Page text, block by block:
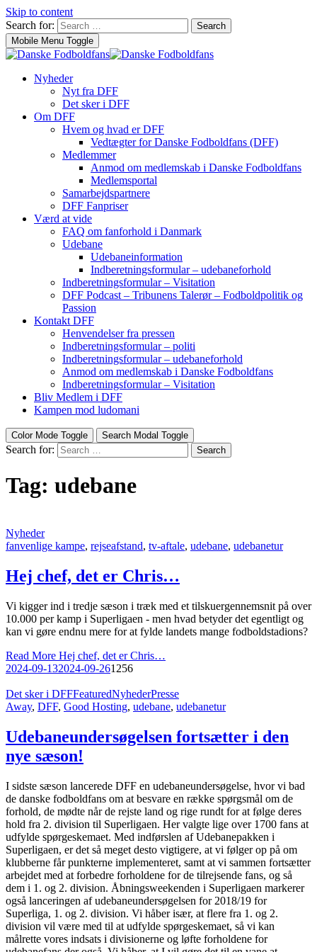
Skip to content
Search for:
Search
Mobile Menu Toggle
Nyheder
Nyt fra DFF
Det sker i DFF
Om DFF
Hvem og hvad er DFF
Vedtægter for Danske Fodboldfans (DFF)
Medlemmer
Anmod om medlemskab i Danske Fodboldfans
Medlemsportal
Samarbejdspartnere
DFF Fanpriser
Værd at vide
FAQ om fanforhold i Danmark
Udebane
Udebaneinformation
Indberetningsformular – udebaneforhold
Indberetningsformular – Visitation
DFF Podcast – Tribunens Talerør – Fodboldpolitik og
Passion
Kontakt DFF
Henvendelser fra pressen
Indberetningsformular – politi
Indberetningsformular – udebaneforhold
Anmod om medlemskab i Danske Fodboldfans
Indberetningsformular – Visitation
Bliv Medlem i DFF
Kampen mod ludomani
Color Mode Toggle Search Modal Toggle
Search for: Search
Tag: udebane
Nyheder
fanvenlige kampe, rejseafstand, tv-aftale, udebane, udebanetur
Hej chef, det er Chris…
Vi kigger ind i tredje sæson i træk med et tilskuergennemsnit på over
10.000 per kamp i Superligaen - men hvad betyder det egentligt og
kan vi gøre endnu mere for at fylde landets mange fodboldstadions?
Read More Hej chef, det er Chris…
2024-09-132024-09-261256
Det sker i DFFFeaturedNyhederPresse
Away, DFF, Good Hosting, udebane, udebanetur
Udebaneundersøgelsen fortsætter i den
nye sæson!
I sidste sæson lancerede DFF en udebaneundersøgelse, hvor vi bad
de danske fodboldfans om at besvare en række spørgsmål om de
forhold, de mødte når de rejste land og rige rundt for at følge deres
hold fra 2. division til Superligaen. Her valgte lige over 1700 fans at
udfylde spørgeskemaet. Med indførslen af Udebanepakken i
Superligaen, er det så meget desto vigtigere, at vi følger op på om
klubberne får punkterne implementeret, samt at vi sammen fortsætter
arbejdet med at forbedre forholdene for de tilrejsende fans, og så
dem i 1. og 2. division. Åbningsweekenden i Superligaen markerer
også lanceringen af udebaneundersøgelsen for 2018/19 for
Superliga, 1. og 2. division. Vi håber især, at flere fra 1. og 2.
division vil være med til at udfylde spørgeskemaet, så vi kan
målrette vores indsats i divisionerne og løfte forholdene for